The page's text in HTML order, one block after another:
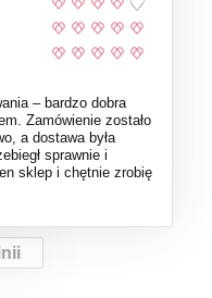
– bardzo dobra
Zamówienie zostało
a dostawa była
sprawnie i
sklep i chętnie zrobię